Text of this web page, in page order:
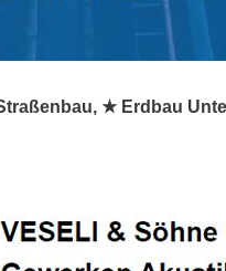
★ Erdbau